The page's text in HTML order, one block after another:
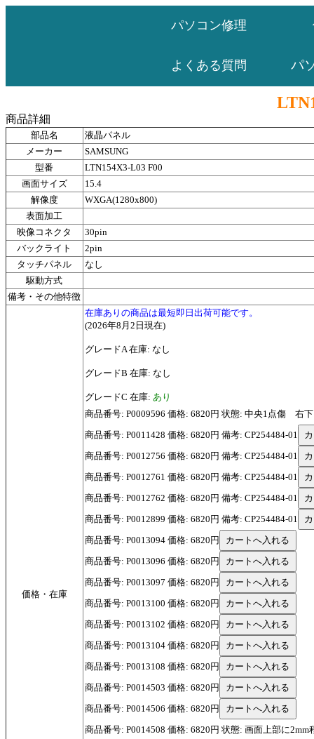
パソコン修理
よくある質問 パ
商品詳細
部品名
液晶パネル
メーカー
SAMSUNG
型番
LTN154X3-L03 F00
画面サイズ
15.4
解像度
WXGA(1280x800)
表面加工
映像コネクタ
30pin
バックライト
2pin
タッチパネル
なし
駆動方式
備考・その他特徴
価格・在庫
在庫ありの商品は最短即日出荷可能です。
(2026年8月2日現在)
グレードA 在庫: なし
グレードB 在庫: なし
グレードC 在庫: あり
商品番号: P0009596 価格: 6820円 状態: 中央1点傷 右
商品番号: P0011428 価格: 6820円 備考: CP254484-01
商品番号: P0012756 価格: 6820円 備考: CP254484-01
商品番号: P0012761 価格: 6820円 備考: CP254484-01
商品番号: P0012762 価格: 6820円 備考: CP254484-01
商品番号: P0012899 価格: 6820円 備考: CP254484-01
商品番号: P0013094 価格: 6820円
商品番号: P0013096 価格: 6820円
商品番号: P0013097 価格: 6820円
商品番号: P0013100 価格: 6820円
商品番号: P0013102 価格: 6820円
商品番号: P0013104 価格: 6820円
商品番号: P0013108 価格: 6820円
商品番号: P0014503 価格: 6820円
商品番号: P0014506 価格: 6820円
商品番号: P0014508 価格: 6820円 状態: 画面上部に2mm